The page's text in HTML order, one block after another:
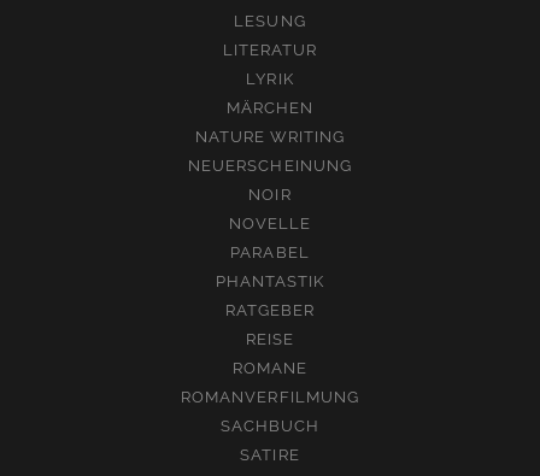
LESUNG
LITERATUR
LYRIK
MÄRCHEN
NATURE WRITING
NEUERSCHEINUNG
NOIR
NOVELLE
PARABEL
PHANTASTIK
RATGEBER
REISE
ROMANE
ROMANVERFILMUNG
SACHBUCH
SATIRE